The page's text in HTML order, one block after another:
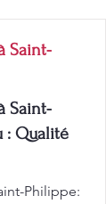
Saint-
Saint-
: Qualité
Philippe: